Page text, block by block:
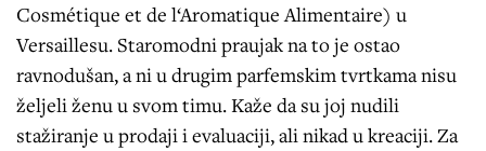
Cosmétique et de l‘Aromatique Alimentaire) u
Versaillesu. Staromodni praujak na to je ostao
ravnodušan, a ni u drugim parfemskim tvrtkama nisu
željeli ženu u svom timu. Kaže da su joj nudili
stažiranje u prodaji i evaluaciji, ali nikad u kreaciji. Za